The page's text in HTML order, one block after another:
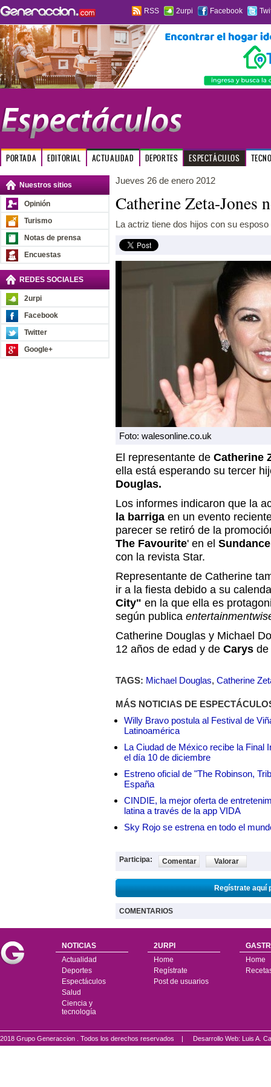
RSS 2urpi Facebook
PORTADA EDITORIAL ACTUALIDAD DEPORTES ESPECTÁCULOS
Nuestros sitios
Opinión
Turismo
Notas de prensa
Encuestas
REDES SOCIALES
2urpi
Facebook
Twitter
Google+
Jueves 26 de enero 2012
Catherine Zeta-Jones
La actriz tiene dos hijos con su
Foto: walesonline.co.uk
El representante de Catherine
ella está esperando su tercer
Douglas.
Los informes indicaron que la
la barriga en un evento
parecer se retiró de la
The Favourite' en el
con la revista Star.
Representante de Catherine
ir a la fiesta debido a su
City" en la que ella es
según publica
Catherine Douglas y Michael
12 años de edad y de Carys de
TAGS: Michael Douglas, Catherine
MÁS NOTICIAS DE
Willy Bravo postula al Festival de
Latinoamérica
La Ciudad de México recibe la Final
el día 10 de diciembre
Estreno oficial de "The Robinson,
España
CINDIE, la mejor oferta de
latina a través de la app VIDA
Sky Rojo se estrena en todo el
Participa: Comentar Valorar
Regístrate aquí
COMENTARIOS
NOTICIAS
Actualidad
Deportes
Espectáculos
Salud
Ciencia y
tecnología
2URPI
Home
Regístrate
Post de usuarios
Home
2018 Grupo Generaccion . Todos los derechos reservados | Desarrollo Web: Luis